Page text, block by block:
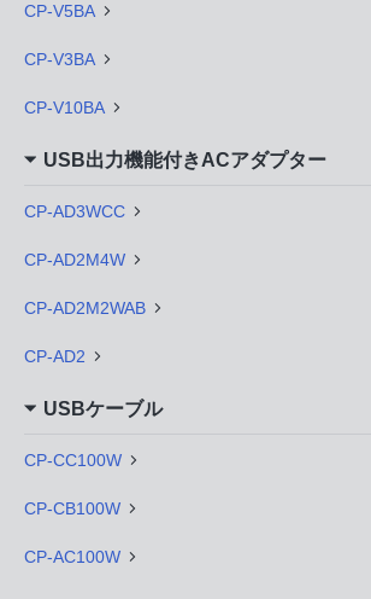
CP-V5BA
CP-V3BA
CP-V10BA
USB出力機能付きACアダプター
CP-AD3WCC
CP-AD2M4W
CP-AD2M2WAB
CP-AD2
USBケーブル
CP-CC100W
CP-CB100W
CP-AC100W